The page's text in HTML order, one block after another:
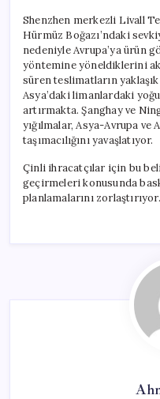
Shenzhen merkezli Livall
Hürmüz Boğazı’ndaki
nedeniyle Avrupa’ya ürün
yöntemine yöneldiklerini
süren teslimatların yaklaşık
Asya’daki limanlardaki
artırmakta. Şanghay ve
yığılmalar, Asya-Avrupa
taşımacılığını yavaşlatıyor.
Çinli ihracatçılar için bu
geçirmeleri konusunda
planlamalarını zorlaştırıyor.